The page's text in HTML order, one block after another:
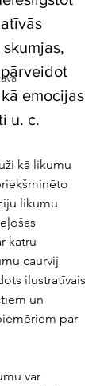
emocijas
u. c.
kā likumu
likumu
katru
caurvij
ilustratīvais
un
par
var